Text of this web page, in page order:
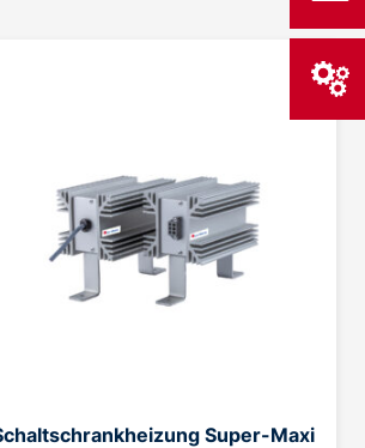
Super-Maxi